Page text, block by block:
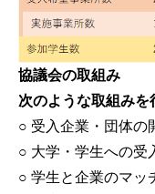
協議会の取組み
次のような取組みを
○ 受入企業・団体の
○ 大学・学生への受
○ 学生と企業のマッ